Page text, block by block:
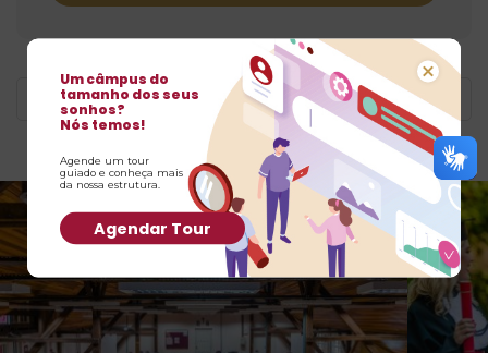
Baixar a Grade Curricular
Um câmpus do
tamanho dos seus
sonhos?
Nós temos!
Agende um tour
guiado e conheça mais
da nossa estrutura.
Agendar Tour